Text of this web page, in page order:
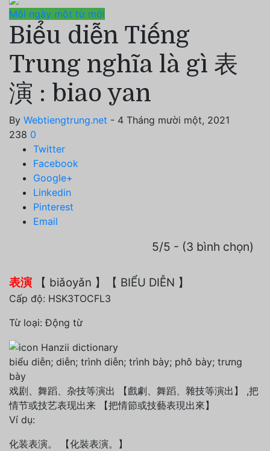
Mỗi ngày một từ mới
Biểu diễn Tiếng
Trung nghĩa là gì 表
演 : biao yan
By Webtiengtrung.net - 4 Tháng mười một, 2021
238 0
Twitter
Facebook
Google+
Linkedin
Pinterest
Email
5/5 - (3 bình chọn)
表演 【 biǎoyǎn 】 【 BIỂU DIỄN 】
Cấp độ: HSK3TOCFL3
Từ loại: Động từ
biểu diễn; diễn; trình diễn; trình bày; phô bày; trưng
bày
戏剧、舞蹈、杂技等演出 【戲劇、舞蹈、雜技等演出】 ,把
情节或技艺表现出来 【把情節或技藝表現出來】
Ví dụ:
化装表演。 【化裝表演。】